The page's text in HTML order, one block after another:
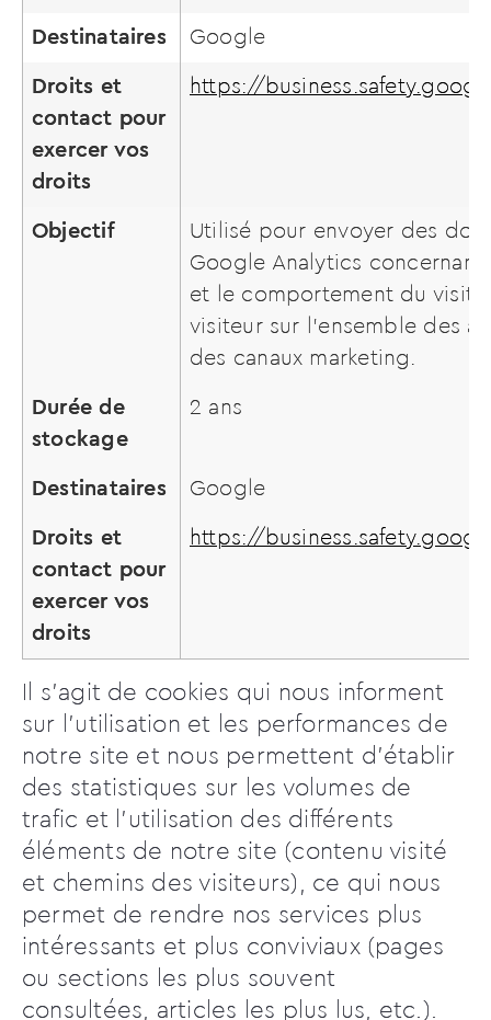
Destinataires Google
Droits et
contact pour
exercer vos
droits
https://
Objectif
Utilisé pour envoyer des
Google Analytics concernant
et le comportement du
visiteur sur l’ensemble des
des canaux marketing.
Durée de
stockage
2 ans
Destinataires Google
Droits et
contact pour
exercer vos
droits
https://
Il s’agit de cookies qui nous informent
sur l’utilisation et les performances de
notre site et nous permettent d’établir
des statistiques sur les volumes de
trafic et l’utilisation des différents
éléments de notre site (contenu visité
et chemins des visiteurs), ce qui nous
permet de rendre nos services plus
intéressants et plus conviviaux (pages
ou sections les plus souvent
consultées, articles les plus lus, etc.).